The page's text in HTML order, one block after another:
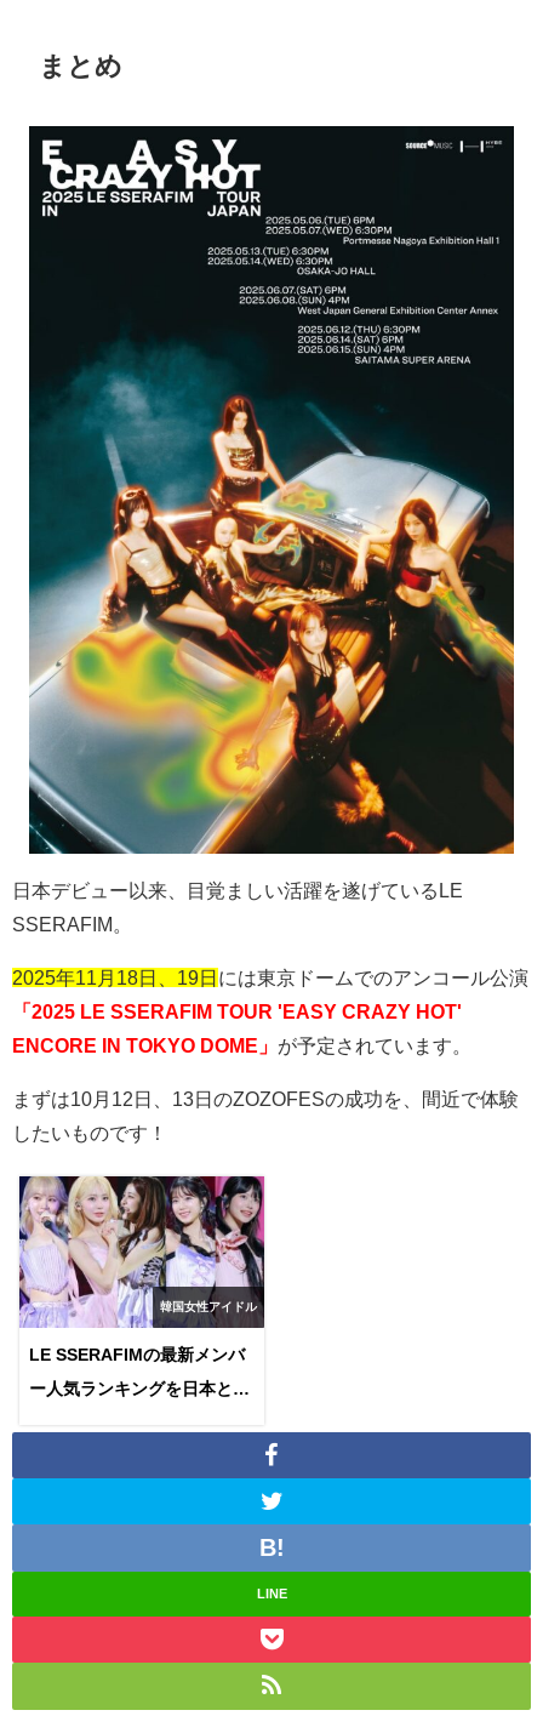
まとめ
日本デビュー以来、目覚ましい活躍を遂げているLE
SSERAFIM。
2025年11月18日、19日 には東京ドームでのアンコール公演
「2025 LE SSERAFIM TOUR 'EASY CRAZY HOT'
ENCORE IN TOKYO DOME」 が予定されています。
まずは10月12日、13日のZOZOFESの成功を、間近で体験
したいものです！
韓国女性アイドル
LE SSERAFIMの最新メンバ
ー人気ランキングを日本と韓
LINE